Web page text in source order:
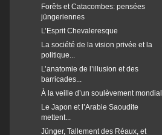
Forêts et Catacombes: pensées
jüngeriennes
L’Esprit Chevaleresque
La société de la vision privée et la
politique...
L’anatomie de l’illusion et des
barricades...
À la veille d’un soulèvement mondial
Le Japon et l’Arabie Saoudite
mettent...
Jünger, Tallement des Réaux, et